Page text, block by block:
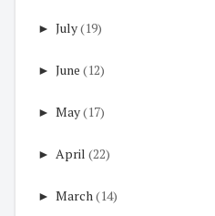
► July(19)
► June (12)
► May(17)
► April (22)
► March(14)